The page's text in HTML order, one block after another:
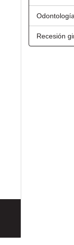
Odontología
Recesión